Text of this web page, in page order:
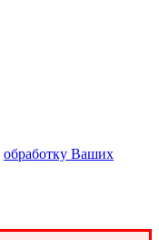
обработку Ваших